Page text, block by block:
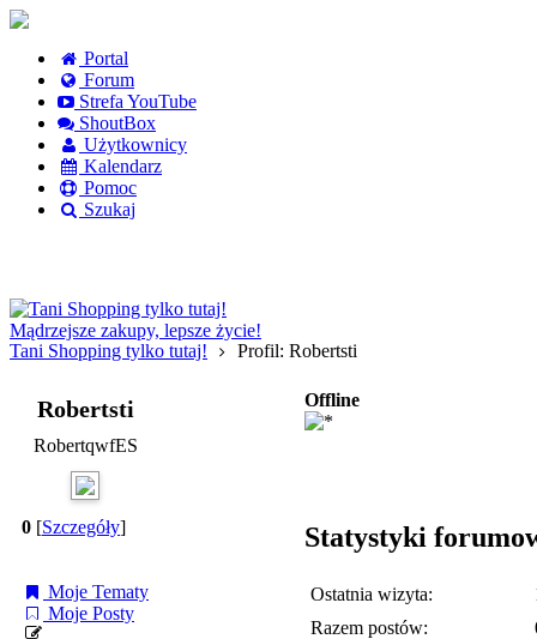
Portal
Forum
Strefa YouTube
ShoutBox
Użytkownicy
Kalendarz
Pomoc
Szukaj
Mądrzejsze zakupy, lepsze życie!
Tani Shopping tylko tutaj!
Profil: Robertsti
Robertsti
RobertqwfES
0 [Szczegóły]
Moje Tematy
Moje Posty
Offline
Statystyki
Ostatnia wizyta:
Razem postów: